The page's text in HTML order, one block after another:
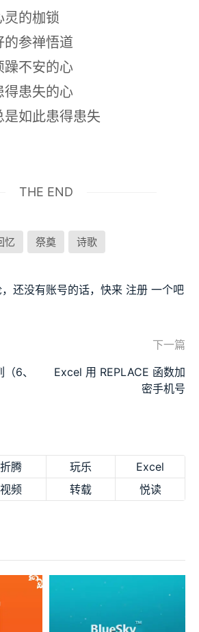
灵的枷锁
的参禅悟道
躁不安的心
得患失的心
是如此患得患失
THE END
忆 祭奠 诗歌
还没有账号的话，快来 注册 一个吧
6、
下一篇
Excel 用 REPLACE 函数加
密手机号
折腾 玩乐
Excel
视频 转载 悦读